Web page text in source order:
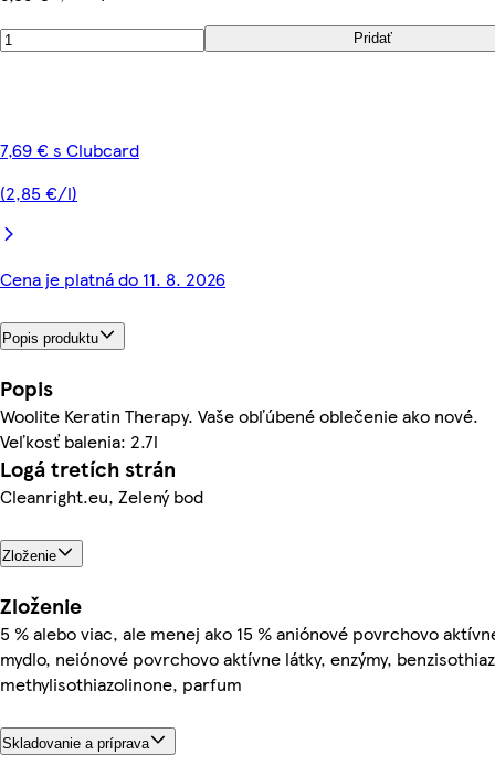
Pridať
7,69 € s Clubcard
(2,85 €/l)
Cena je platná do 11. 8. 2026
Popis produktu
Popis
Woolite Keratin Therapy. Vaše obľúbené oblečenie ako nové.
Veľkosť balenia: 2.7l
Logá tretích strán
Cleanright.eu, Zelený bod
Zloženie
Zloženie
5 % alebo viac, ale menej ako 15 % aniónové povrchovo
mydlo, neiónové povrchovo aktívne látky, enzýmy,
methylisothiazolinone, parfum
Skladovanie a príprava